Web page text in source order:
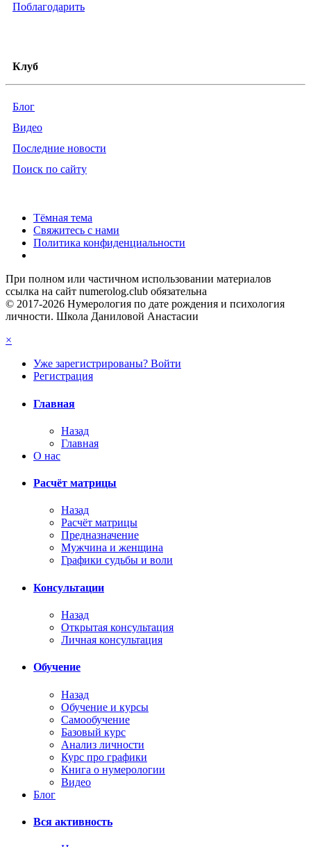
Поблагодарить
Клуб
Блог
Видео
Последние новости
Поиск по сайту
Тёмная тема
Свяжитесь с нами
Политика конфиденциальности
При полном или частичном использовании материалов
ссылка на сайт numerolog.club обязательна
© 2017-2026 Нумерология по дате рождения и психология
личности. Школа Даниловой Анастасии
×
Уже зарегистрированы? Войти
Регистрация
Главная
Назад
Главная
О нас
Расчёт матрицы
Назад
Расчёт матрицы
Предназначение
Мужчина и женщина
Графики судьбы и воли
Консультации
Назад
Открытая консультация
Личная консультация
Обучение
Назад
Обучение и курсы
Самообучение
Базовый курс
Анализ личности
Курс про графики
Книга о нумерологии
Видео
Блог
Вся активность